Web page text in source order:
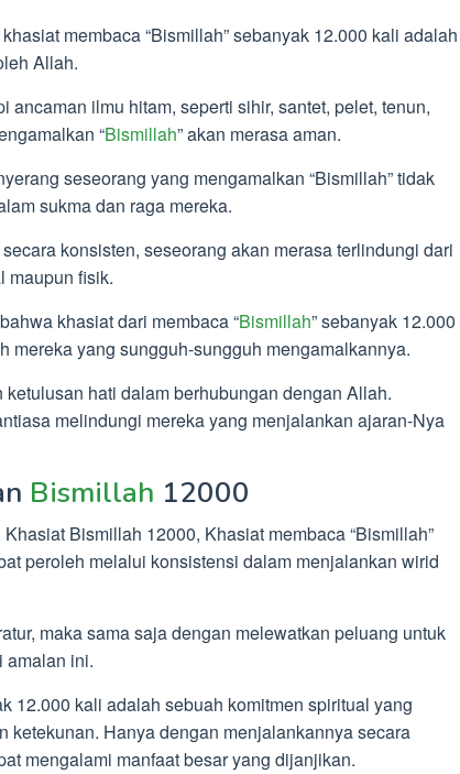
membaca “Bismillah” sebanyak 12.000 kali adalah
Allah.
ancaman ilmu hitam, seperti sihir, santet, pelet, tenun,
“Bismillah” akan merasa aman.
seseorang yang mengamalkan “Bismillah” tidak
sukma dan raga mereka.
konsisten, seseorang akan merasa terlindungi dari
maupun fisik.
khasiat dari membaca “Bismillah” sebanyak 12.000
mereka yang sungguh-sungguh mengamalkannya.
hati dalam berhubungan dengan Allah.
melindungi mereka yang menjalankan ajaran-Nya
Bismillah 12000
Bismillah 12000, Khasiat membaca “Bismillah”
peroleh melalui konsistensi dalam menjalankan wirid
maka sama saja dengan melewatkan peluang untuk
amalan ini.
12.000 kali adalah sebuah komitmen spiritual yang
ketekunan. Hanya dengan menjalankannya secara
mengalami manfaat besar yang dijanjikan.